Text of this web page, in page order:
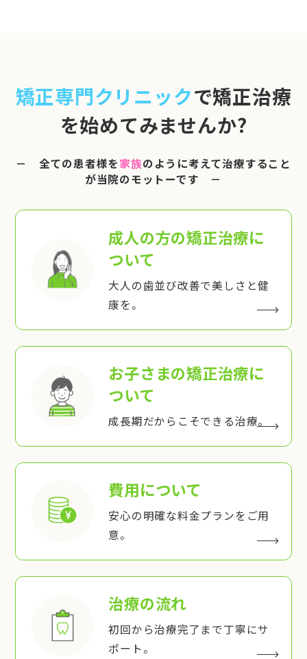
※日曜は不定期で診療してい
ます
矯正専門クリニックで矯正治療
を始めてみませんか?
－ 全ての患者様を家族のように考えて治療すること
が当院のモットーです －
成人の方の矯正治療に
ついて
大人の歯並び改善で美しさと健
康を。
お子さまの矯正治療に
ついて
成長期だからこそできる治療。
費用について
安心の明確な料金プランをご用
意。
治療の流れ
初回から治療完了まで丁寧にサ
ポート。